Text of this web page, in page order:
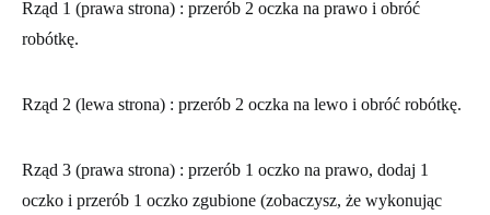
Rząd 1 (prawa strona) : przerób 2 oczka na prawo i obróć
robótkę.
Rząd 2 (lewa strona) : przerób 2 oczka na lewo i obróć robótkę.
Rząd 3 (prawa strona) : przerób 1 oczko na prawo, dodaj 1
oczko i przerób 1 oczko zgubione (zobaczysz, że wykonując